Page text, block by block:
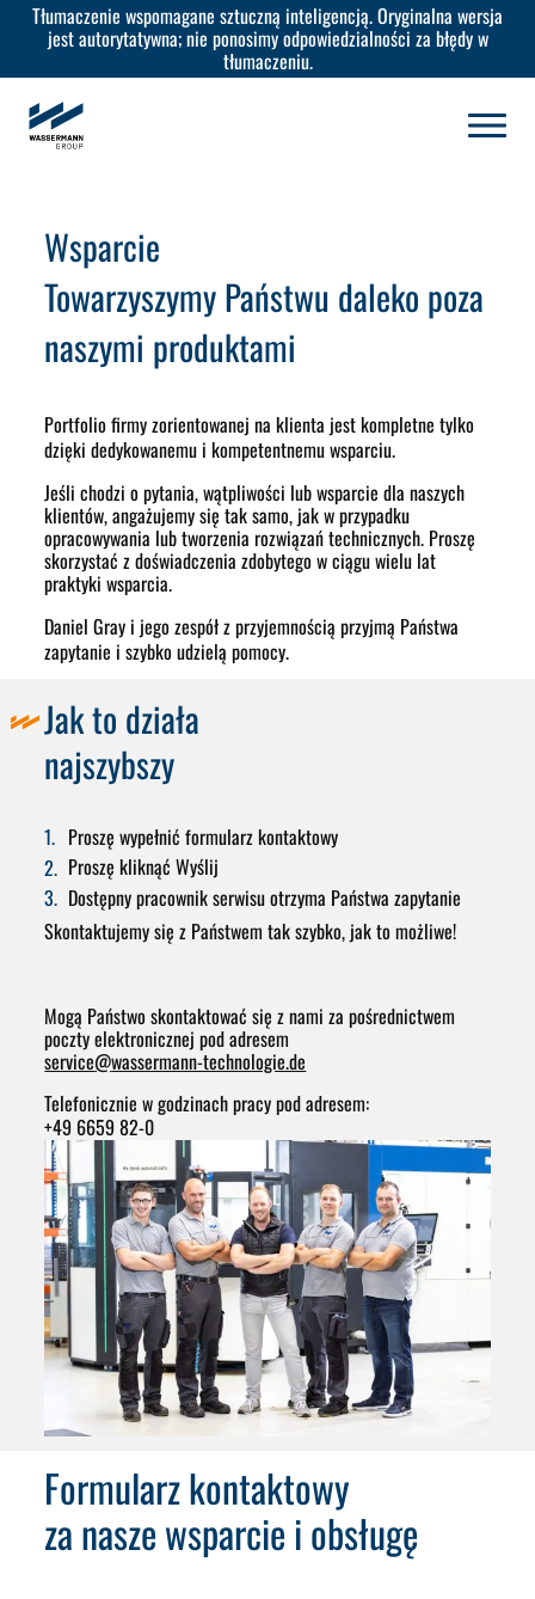
Tłumaczenie wspomagane sztuczną inteligencją. Oryginalna wersja
jest autorytatywna; nie ponosimy odpowiedzialności za błędy w
tłumaczeniu.
Wsparcie
Towarzyszymy Państwu daleko poza
naszymi produktami
Portfolio firmy zorientowanej na klienta jest kompletne tylko
dzięki dedykowanemu i kompetentnemu wsparciu.
Jeśli chodzi o pytania, wątpliwości lub wsparcie dla naszych
klientów, angażujemy się tak samo, jak w przypadku
opracowywania lub tworzenia rozwiązań technicznych. Proszę
skorzystać z doświadczenia zdobytego w ciągu wielu lat
praktyki wsparcia.
Daniel Gray i jego zespół z przyjemnością przyjmą Państwa
zapytanie i szybko udzielą pomocy.
Jak to działa
najszybszy
Proszę wypełnić formularz kontaktowy
Proszę kliknąć Wyślij
Dostępnypracownik serwisu otrzyma Państwa zapytanie
Skontaktujemy się z Państwem tak szybko, jak to możliwe!
Mogą Państwo skontaktować się z nami za pośrednictwem
poczty elektronicznej pod adresem
service@wassermann-technologie.de
Telefonicznie w godzinach pracy pod adresem:
+49 6659 82-0
Formularz kontaktowy
za nasze wsparcie i obsługę